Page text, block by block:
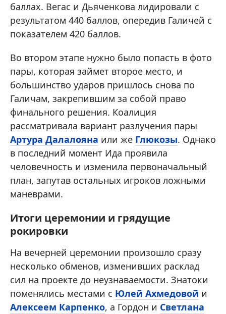
баллах. Вегас и Дьяченкова лидировали с
результатом 440 баллов, опередив Галичей с
показателем 420 баллов.
Во втором этапе нужно было попасть в фото
пары, которая займет второе место, и
большинство ударов пришлось снова по
Галичам, закрепившим за собой право
финального решения. Коалиция
рассматривала вариант разлучения пары
Артура Далалояна или же Глюкозы. Однако
в последний момент Ида проявила
человечность и изменила первоначальный
план, запутав остальных игроков ложными
маневрами.
Итоги церемонии и грядущие
рокировки
На вечерней церемонии произошло сразу
несколько обменов, изменивших расклад
сил на проекте до неузнаваемости. Знатоки
поменялись местами с Юлей Ахмедовой и
Алексеем Карпенко, а Гордон и Светлана